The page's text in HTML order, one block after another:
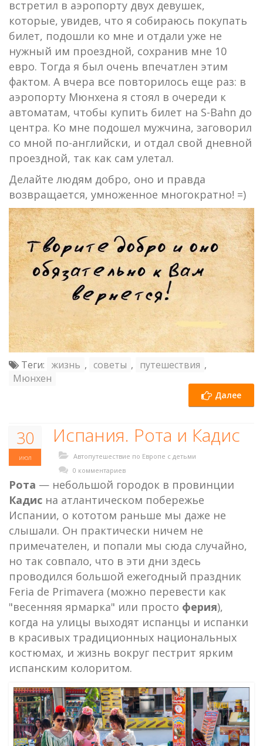
встретил в аэропорту двух девушек,
которые, увидев, что я собираюсь покупать
билет, подошли ко мне и отдали уже не
нужный им проездной, сохранив мне 10
евро. Тогда я был очень впечатлен этим
фактом. А вчера все повторилось еще раз: в
аэропорту Мюнхена я стоял в очереди к
автоматам, чтобы купить билет на S-Bahn до
центра. Ко мне подошел мужчина, заговорил
со мной по-английски, и отдал свой дневной
проездной, так как сам улетал.
Делайте людям добро, оно и правда
возвращается, умноженное многократно! =)
Теги: жизнь , советы , путешествия ,
Мюнхен
Далее
30
июл
Испания. Рота и Кадис
Автопутешествие по Европе с детьми
0 комментариев
Рота — небольшой городок в провинции
Кадис на атлантическом побережье
Испании, о кототом раньше мы даже не
слышали. Он практически ничем не
примечателен, и попали мы сюда случайно,
но так совпало, что в эти дни здесь
проводился большой ежегодный праздник
Feria de Primavera (можно перевести как
"весенняя ярмарка" или просто ферия),
когда на улицы выходят испанцы и испанки
в красивых традиционных национальных
костюмах, и жизнь вокруг пестрит ярким
испанским колоритом.